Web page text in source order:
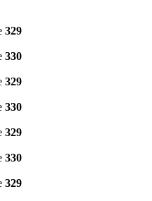
329
330
329
330
329
330
329